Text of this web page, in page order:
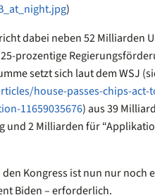
)
dabei neben 52 Milliarden
prozentige
setzt sich laut dem WSJ
house-passes-chips-act-
11659035676) aus 39
und 2 Milliarden für
den Kongress ist nun nur noch
Biden – erforderlich.